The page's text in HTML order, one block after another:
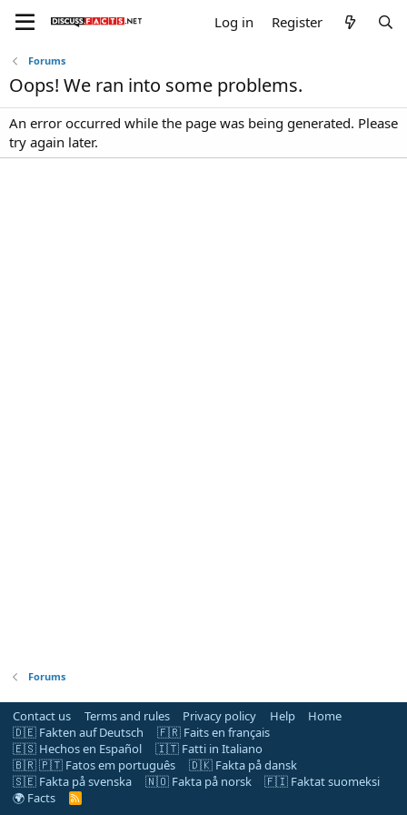
Log in Register
Forums
Oops! We ran into some problems.
An error occurred while the page was being generated. Please
try again later.
Forums
Contact us Terms and rules Privacy policy Help
Home
🇩🇪 Fakten auf Deutsch
🇫🇷 Faits en français
🇪🇸 Hechos en Español
🇮🇹 Fatti in Italiano
🇧🇷 🇵🇹 Fatos em português
🇩🇰 Fakta på dansk
🇸🇪 Fakta på svenska
🇳🇴 Fakta på norsk
🇫🇮 Faktat suomeksi
🌍 Facts
R